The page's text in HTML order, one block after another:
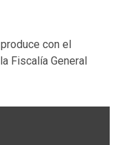
con el
Fiscalía General